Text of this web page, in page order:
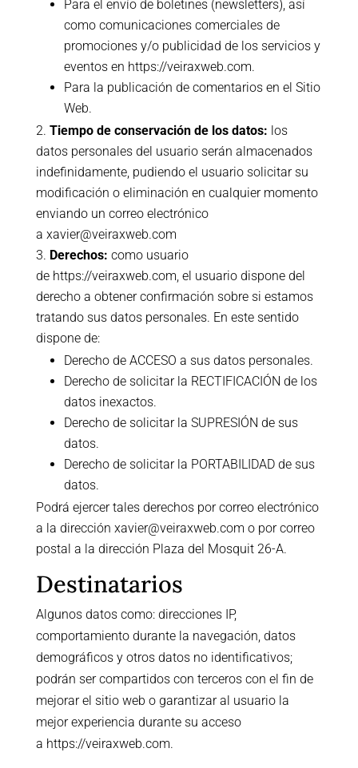
Para el envío de boletines (newsletters), así
como comunicaciones comerciales de
promociones y/o publicidad de los servicios y
eventos en https://veiraxweb.com.
Para la publicación de comentarios en el Sitio
Web.
Tiempo de conservación de los datos: los
datos personales del usuario serán almacenados
indefinidamente, pudiendo el usuario solicitar su
modificación o eliminación en cualquier momento
enviando un correo electrónico
a xavier@veiraxweb.com
Derechos: como usuario
de https://veiraxweb.com , el usuario dispone del
derecho a obtener confirmación sobre si estamos
tratando sus datos personales. En este sentido
dispone de:
Derecho de ACCESO a sus datos personales.
Derecho de solicitar la RECTIFICACIÓN de los
datos inexactos.
Derecho de solicitar la SUPRESIÓN de sus
datos.
Derecho de solicitar la PORTABILIDAD de sus
datos.
Podrá ejercer tales derechos por correo electrónico
a la dirección xavier@veiraxweb.com o por correo
postal a la dirección Plaza del Mosquit 26-A.
Destinatarios
Algunos datos como: direcciones IP,
comportamiento durante la navegación, datos
demográficos y otros datos no identificativos;
podrán ser compartidos con terceros con el fin de
mejorar el sitio web o garantizar al usuario la
mejor experiencia durante su acceso
a https://veiraxweb.com.